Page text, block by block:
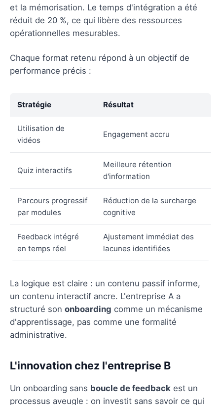
et la mémorisation. Le temps d'intégration a été
réduit de 20 %, ce qui libère des ressources
opérationnelles mesurables.
Chaque format retenu répond à un objectif de
performance précis :
Stratégie Résultat
Utilisation de
vidéos
Engagement accru
Quiz interactifs
Meilleure rétention
d'information
Parcours progressif
par modules
Réduction de la surcharge
cognitive
Feedback intégré
en temps réel
Ajustement immédiat des
lacunes identifiées
La logique est claire : un contenu passif informe,
un contenu interactif ancre. L'entreprise A a
structuré son onboarding comme un mécanisme
d'apprentissage, pas comme une formalité
administrative.
L'innovation chez l'entreprise B
Un onboarding sans boucle de feedback est un
processus aveugle : on investit sans savoir ce qui